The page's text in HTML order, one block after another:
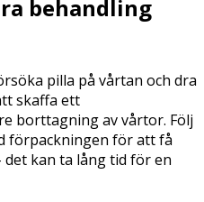
behandling
pilla på vårtan och dra
skaffa ett
borttagning av vårtor. Följ
förpackningen för att få
det kan ta lång tid för en